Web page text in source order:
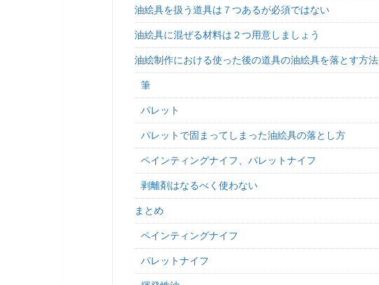
油絵具を扱う道具は７つあるが必須ではない
油絵具に混ぜる材料は２つ用意しましょう
油絵制作における使った後の道具の油絵具を落とす方法
筆
パレット
パレットで固まってしまった油絵具の落とし方
ペインティングナイフ、パレットナイフ
剥離剤はなるべく使わない
まとめ
ペインティングナイフ
パレットナイフ